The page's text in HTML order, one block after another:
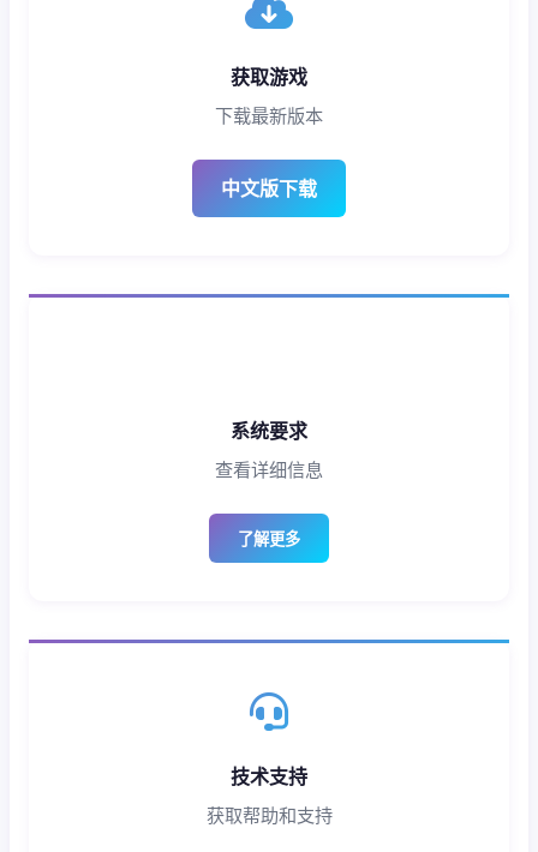
获取游戏
下载最新版本
中文版下载
系统要求
查看详细信息
了解更多
技术支持
获取帮助和支持